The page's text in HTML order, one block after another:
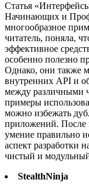
Статья
Начинающих и
многообразное
читатель, поняла,
эффективное
особенно полезно
Однако, они также
внутренних API и
между различными
примеры
можно избежать
приложений. После
умение правильно
аспект разработки
чистый и
StealthNinja